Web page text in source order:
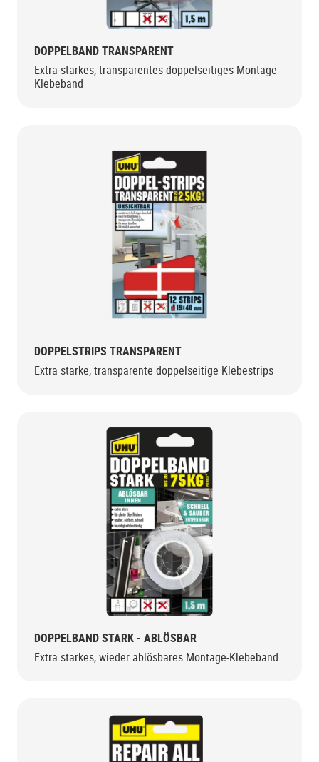
DOPPELBAND TRANSPARENT
Extra starkes, transparentes doppelseitiges Montage-
Klebeband
DOPPELSTRIPS TRANSPARENT
Extra starke, transparente doppelseitige Klebestrips
DOPPELBAND STARK - ABLÖSBAR
Extra starkes, wieder ablösbares Montage-Klebeband